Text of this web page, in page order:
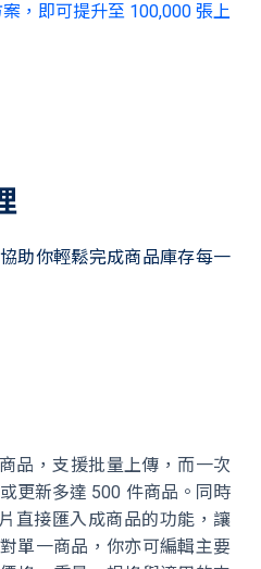
，即可提升至 100,000 張上
助你輕鬆完成商品庫存每一
品，支援批量上傳，而一次
更新多達 500 件商品。同時
直接匯入成商品的功能，讓
單一商品，你亦可編輯主要